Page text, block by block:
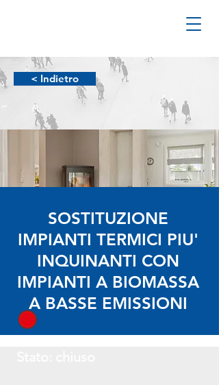
< Indietro
SOSTITUZIONE
IMPIANTI TERMICI PIU'
INQUINANTI CON
IMPIANTI A BIOMASSA
A BASSE EMISSIONI